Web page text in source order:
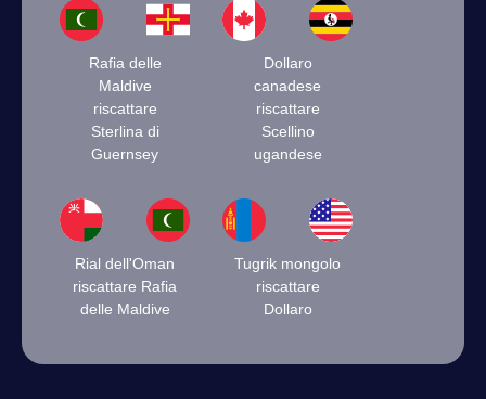
Rafia delle
Maldive
riscattare
Sterlina di
Guernsey
Dollaro
canadese
riscattare
Scellino
ugandese
Rial dell'Oman
riscattare Rafia
delle Maldive
Tugrik mongolo
riscattare
Dollaro